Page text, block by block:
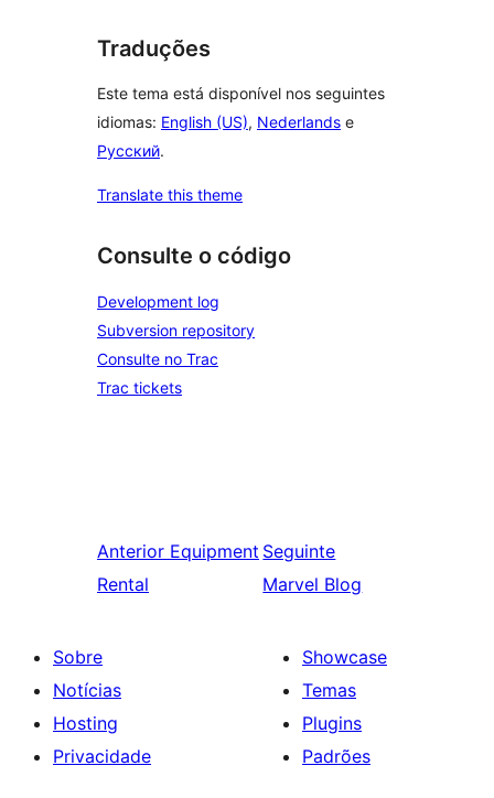
Traduções
Este tema está disponível nos seguintes
idiomas: English (US), Nederlands e
Русский.
Translate this theme
Consulte o código
Development log
Subversion repository
Consulte no Trac
Trac tickets
Anterior Equipment
Rental
Seguinte
Marvel Blog
Sobre
Notícias
Hosting
Privacidade
Showcase
Temas
Plugins
Padrões